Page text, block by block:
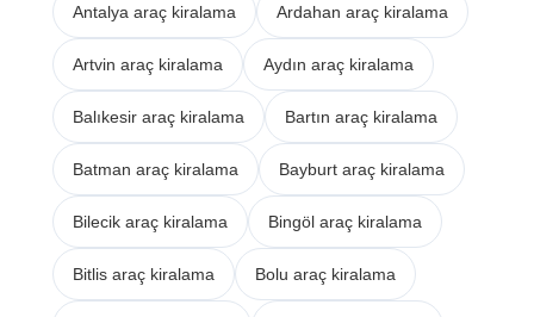
Antalya araç kiralama Ardahan araç kiralama
Artvin araç kiralama Aydın araç kiralama
Balıkesir araç kiralama Bartın araç kiralama
Batman araç kiralama Bayburt araç kiralama
Bilecik araç kiralama Bingöl araç kiralama
Bitlis araç kiralama Bolu araç kiralama